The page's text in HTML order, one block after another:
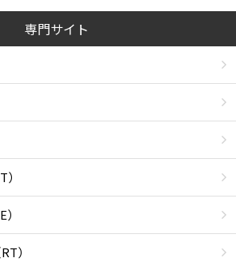
専門サイト
）